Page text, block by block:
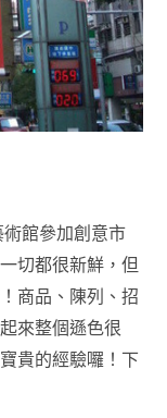
館參加創意市
切都很新鮮，但
商品、陳列、招
來整個遜色很
貴的經驗囉！下